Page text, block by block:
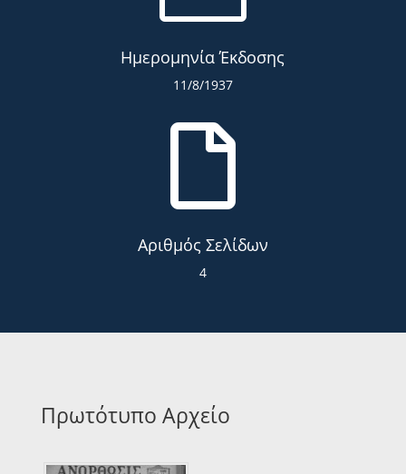
Ημερομηνία Έκδοσης
11/8/1937

Αριθμός Σελίδων
4
Πρωτότυπο Αρχείο